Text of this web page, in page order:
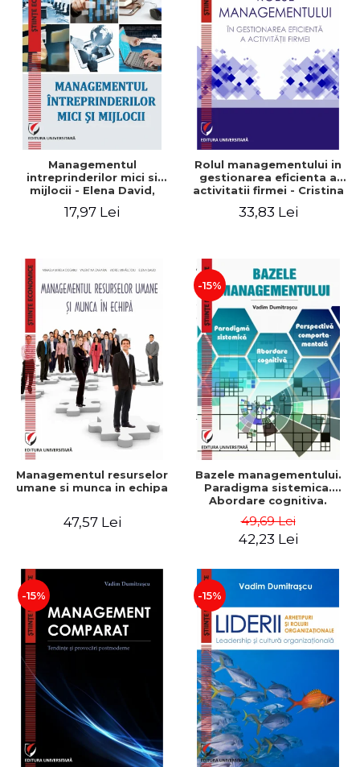
Managementul
intreprinderilor mici si
mijlocii - Elena David,
Roxana Carmen Ionescu,
17,97 Lei
Rolul managementului in
gestionarea eficienta a
activitatii firmei - Cristina
Gabriel Nastase, Mihaela-
33,83 Lei
Managementul resurselor
umane si munca in echipa
47,57 Lei
-15%
Bazele managementului.
Paradigma sistemica.
Abordare cognitiva.
comportamentala - Vadim
Dumitrascu
49,69 Lei
42,23 Lei
-15% -15%